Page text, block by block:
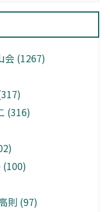
会 (1267)
(316)
(100)
則 (97)